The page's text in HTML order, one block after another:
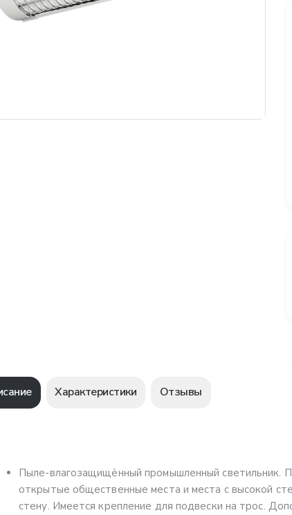
Характеристики Отзывы
Пыле-влагозащищённый промышленный светильник.
открытые общественные места и места с высокой
стену. Имеется крепление для подвески на трос.